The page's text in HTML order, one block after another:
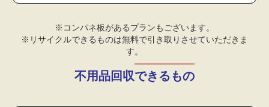
※コンパネ板があるプランもございます。
※リサイクルできるものは無料で引き取りさせていただきま
す。
不用品回収できるもの